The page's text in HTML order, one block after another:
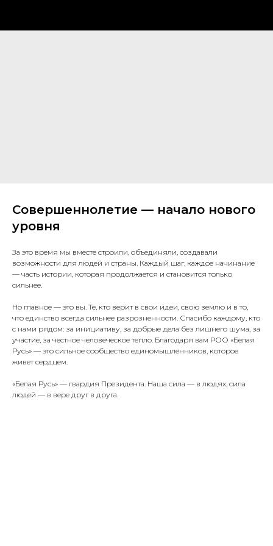
Совершеннолетие — начало нового
уровня
За это время мы вместе строили, объединяли, создавали
возможности для людей и страны. Каждый шаг, каждое начинание
— часть истории, которая продолжается и становится только
сильнее.
Но главное — это вы. Те, кто верит в свои идеи, свою землю и в то,
что единство всегда сильнее разрозненности. Спасибо каждому, кто
с нами рядом: за инициативу, за добрые дела без лишнего шума, за
участие, за честное человеческое тепло. Благодаря вам РОО «Белая
Русь» — это сильное сообщество единомышленников, которое
живет сердцем.
«Белая Русь» — гвардия Президента. Наша сила — в людях, сила
людей — в вере друг в друга.